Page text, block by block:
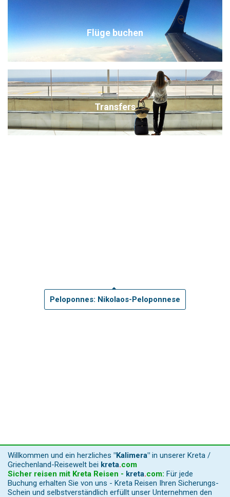
sehr groß ist und zahlreiche
bietet, empfehlen wir bei zwei
Wochen Reisezeit mindestens
drei Standorte einzuplanen –
alternativ eineKombination aus Athen und Peloponnes
Rundreise.
Wir tun alles für Ihr Ferien-Glück in Griechenland.
Kontakt:info@kreta.com
Flüge buchen
Transfers
Peloponnes: Nikolaos-Peloponnese
Willkommen und ein herzliches "Kalimera" in unserer Kreta /
Griechenland-Reisewelt bei kreta.com
Sicher reisen mit Kreta Reisen - kreta.com: Für jede
Buchung erhalten Sie von uns - Kreta Reisen Ihren Sicherungs-
Schein und selbstverständlich erfüllt unser Unternehmen den